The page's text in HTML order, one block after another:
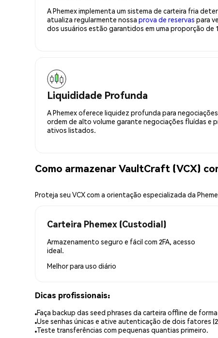
A Phemex implementa um sistema de carteira fria
atualiza regularmente nossa prova de reservas para
dos usuários estão garantidos em uma proporção de
Liquididade Profunda
A Phemex oferece liquidez profunda para
ordem de alto volume garante negociações fluídas e
ativos listados.
Como armazenar VaultCraft (VCX)
Proteja seu VCX com a orientação especializada da
Carteira Phemex (Custodial)
Armazenamento seguro e fácil com 2FA, acesso
ideal.
Melhor para uso diário
Dicas profissionais:
Faça backup das seed phrases da carteira offline de
Use senhas únicas e ative autenticação de dois fatores
Teste transferências com pequenas quantias primeiro.